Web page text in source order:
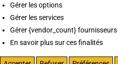
Gérer les options
Gérer les services
Gérer {vendor_count} fournisseurs
En savoir plus sur ces finalités